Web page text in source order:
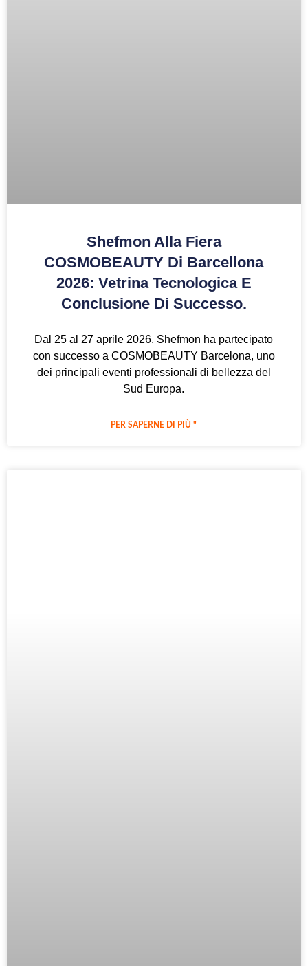
Shefmon Alla Fiera
COSMOBEAUTY Di Barcellona
2026: Vetrina Tecnologica E
Conclusione Di Successo.
Dal 25 al 27 aprile 2026, Shefmon ha partecipato
con successo a COSMOBEAUTY Barcelona, uno
dei principali eventi professionali di bellezza del
Sud Europa.
PER SAPERNE DI PIÙ "